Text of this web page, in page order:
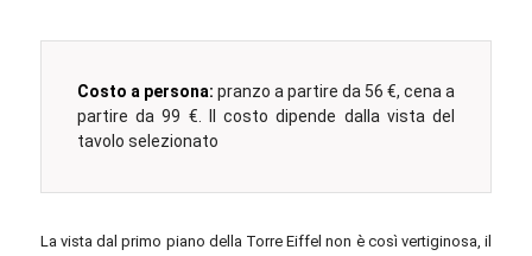
Costo a persona: pranzo a partire da 56 €, cena a
partire da 99 €. Il costo dipende dalla vista del
tavolo selezionato
La vista dal primo piano della Torre Eiffel non è così vertiginosa, il